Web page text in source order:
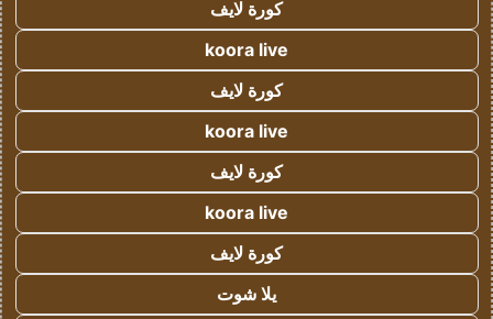
كورة لايف
koora live
كورة لايف
koora live
كورة لايف
koora live
كورة لايف
يلا شوت